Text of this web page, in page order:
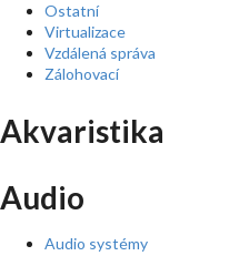
Ostatní
Virtualizace
Vzdálená správa
Zálohovací
Akvaristika
Audio
Audio systémy